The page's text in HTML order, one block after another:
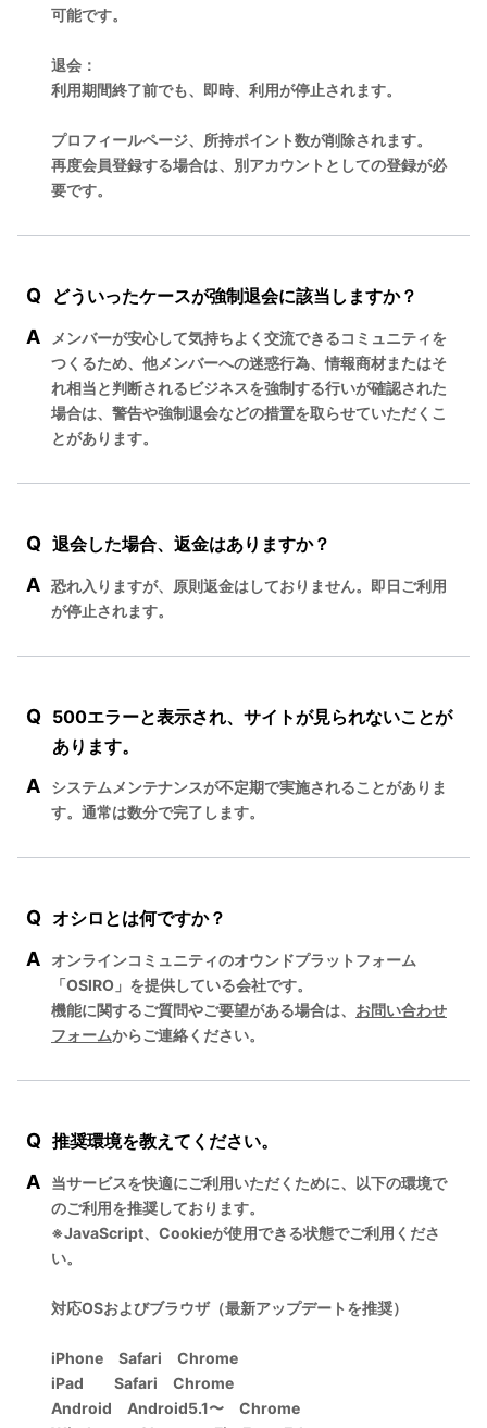
可能です。
退会：
利用期間終了前でも、即時、利用が停止されます。
プロフィールページ、所持ポイント数が削除されます。
再度会員登録する場合は、別アカウントとしての登録が必
要です。
Q どういったケースが強制退会に該当しますか？
A
メンバーが安心して気持ちよく交流できるコミュニティを
つくるため、他メンバーへの迷惑行為、情報商材またはそ
れ相当と判断されるビジネスを強制する行いが確認された
場合は、警告や強制退会などの措置を取らせていただくこ
とがあります。
Q 退会した場合、返金はありますか？
A 恐れ入りますが、原則返金はしておりません。即日ご利用
が停止されます。
Q 500エラーと表示され、サイトが見られないことが
あります。
A
システムメンテナンスが不定期で実施されることがありま
す。通常は数分で完了します。
Q オシロとは何ですか？
A
オンラインコミュニティのオウンドプラットフォーム
「OSIRO」を提供している会社です。
機能に関するご質問やご要望がある場合は、 お問い合わせ
フォームからご連絡ください。
Q 推奨環境を教えてください。
A
当サービスを快適にご利用いただくために、以下の環境で
のご利用を推奨しております。
※JavaScript、Cookieが使用できる状態でご利用くださ
い。
対応OSおよびブラウザ（最新アップデートを推奨）
iPhone Safari Chrome
iPad Safari Chrome
Android Android5.1〜 Chrome